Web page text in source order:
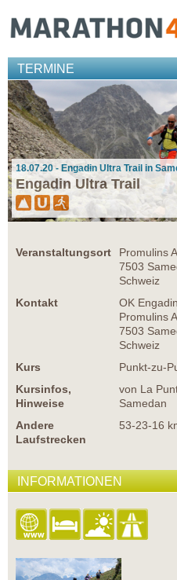
TERMINE
18.07.20 - Engadin Ultra Trail in
Engadin Ultra Trail
Veranstaltungsort
Promulins
7503
Schweiz
Kontakt
OK
Promulins
7503
Schweiz
Kurs
Punkt-zu-
Kursinfos,
Hinweise
von La
Samedan
Andere
Laufstrecken
53-23-16
INFORMATIONEN